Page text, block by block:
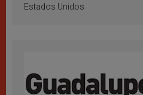
Estados Unidos